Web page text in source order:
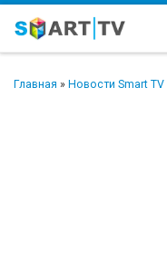
Перейти к содержимому
Главная » Новости Smart